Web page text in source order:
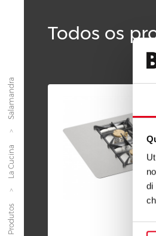
di
Produtos
La Cucina
Salamandra
Todos os